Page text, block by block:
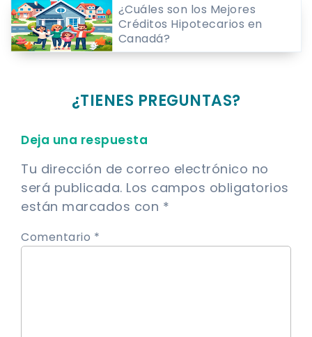
¿Cuáles son los Mejores
Créditos Hipotecarios en
Canadá?
¿TIENES PREGUNTAS?
Deja una respuesta
Tu dirección de correo electrónico no
será publicada. Los campos obligatorios
están marcados con *
Comentario *